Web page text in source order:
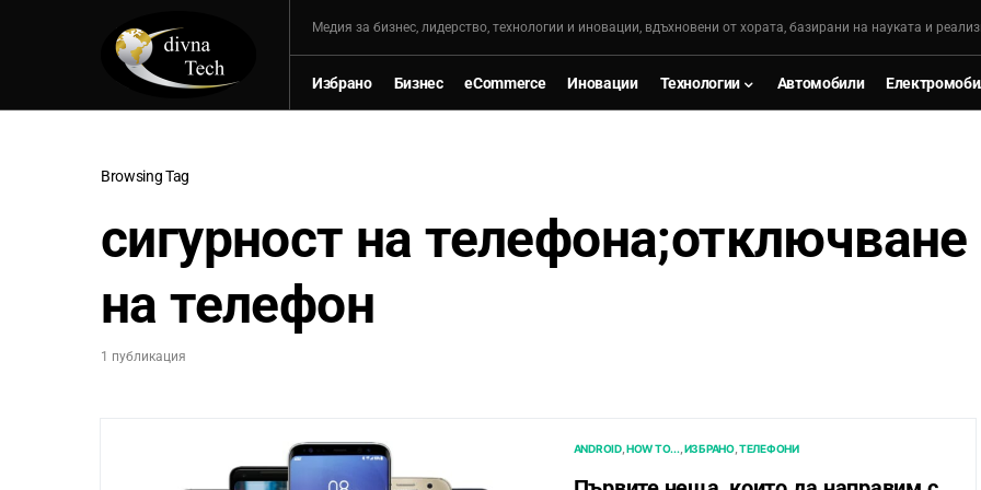
Mедия за бизнес, лидерство, технологии и иновации, вдъхновени от хората, базирани на науката и
Избрано Бизнес eCommerce Иновации Технологии Автомобили
Browsing Tag
сигурност на телефона;отключване
на телефон
1 публикация
ANDROID HOW TO... ИЗБРАНО ТЕЛЕФОНИ